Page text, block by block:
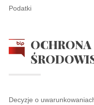
Podatki
OCHRONA
Decyzje o